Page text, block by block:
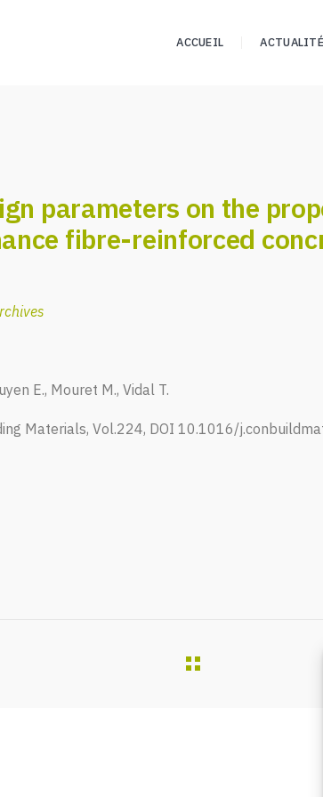
ACCUEIL
parameters on the
fibre-reinforced
E., Mouret M., Vidal T.
Materials, Vol.224, DOI 10.1016/